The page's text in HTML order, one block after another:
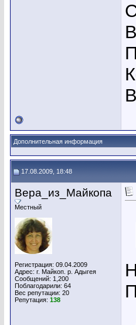
Дополнительная информация
17.08.2009, 18:48
Вера_из_Майкопа
Местный
Регистрация: 09.04.2009
Адрес: г. Майкоп. р. Адыгея
Сообщений: 1,200
Поблагодарили: 64
Вес репутации: 20
Репутация: 138